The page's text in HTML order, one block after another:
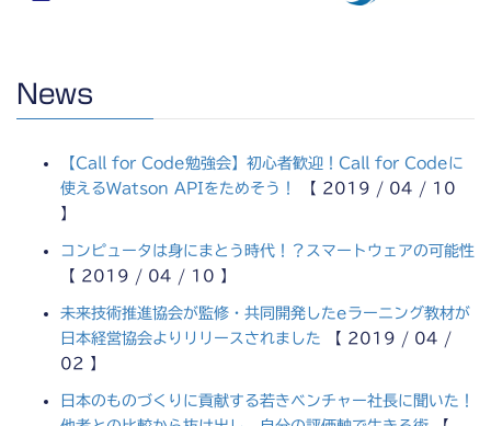
News
【Call for Code勉強会】初心者歓迎！Call for Codeに
使えるWatson APIをためそう！
【 2019 / 04 / 10
】
コンピュータは身にまとう時代！？スマートウェアの可能性
【 2019 / 04 / 10 】
未来技術推進協会が監修・共同開発したeラーニング教材が
日本経営協会よりリリースされました 【 2019 / 04 /
02 】
日本のものづくりに貢献する若きベンチャー社長に聞いた！